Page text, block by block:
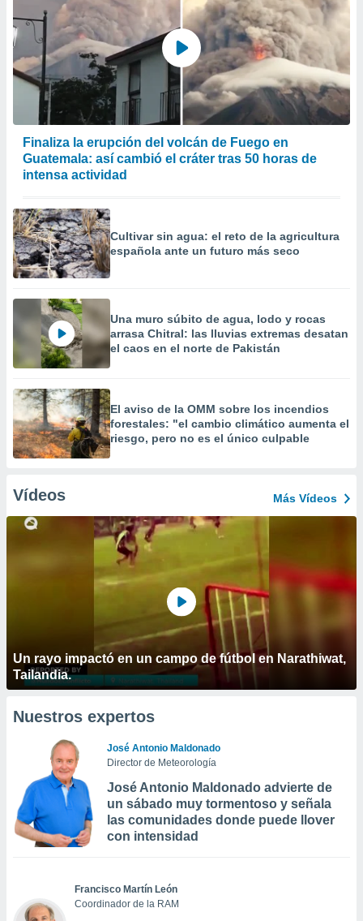
Finaliza la erupción del volcán de Fuego en
Guatemala: así cambió el cráter tras 50 horas de
intensa actividad
Cultivar sin agua: el reto de la agricultura
española ante un futuro más seco
Una muro súbito de agua, lodo y rocas
arrasa Chitral: las lluvias extremas desatan
el caos en el norte de Pakistán
El aviso de la OMM sobre los incendios
forestales: "el cambio climático aumenta el
riesgo, pero no es el único culpable
Vídeos Más Vídeos
Un rayo impactó en un campo de fútbol en Narathiwat,
Tailandia.
Nuestros expertos
José Antonio Maldonado
Director de Meteorología
José Antonio Maldonado advierte de
un sábado muy tormentoso y señala
las comunidades donde puede llover
con intensidad
Francisco Martín León
Coordinador de la RAM